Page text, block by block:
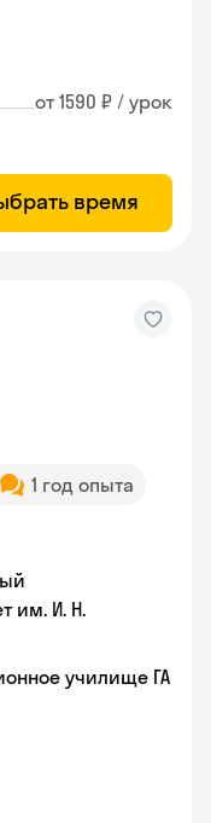
от 1590 ₽ / урок
время
1 год опыта
им. И. Н.
училище ГА